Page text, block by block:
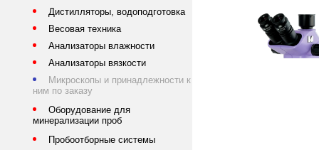
Дистилляторы, водоподготовка
Весовая техника
Анализаторы влажности
Анализаторы вязкости
Микроскопы и принадлежности к
ним по заказу
Оборудование для
минерализации проб
Пробоотборные системы